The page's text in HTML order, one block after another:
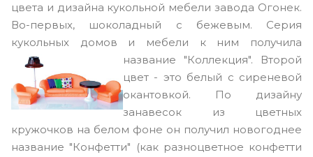
цвета и дизайна кукольной мебели завода Огонек.
Во-первых, шоколадный с бежевым. Серия
кукольных домов и мебели к ним получила
название "Коллекция". Второй
цвет - это белый с сиреневой
окантовкой. По дизайну
занавесок из цветных
кружочков на белом фоне он получил новогоднее
название "Конфетти" (как разноцветное конфетти